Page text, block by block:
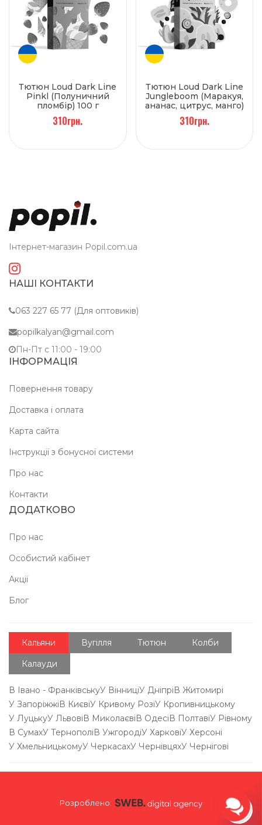
Тютюн Loud Dark Line
Pinkl (Полуничний
пломбір) 100 г
310грн.
Тютюн Loud Dark Line
Jungleboom (Маракуя,
ананас, цитрус, манго)
100 г
310грн.
Інтернет-магазин Popil.com.ua
НАШІ КОНТАКТИ
063 227 65 77 (Для оптовиків)
popilkalyan@gmail.com
Пн-Пт c 11:00 - 19:00
ІНФОРМАЦІЯ
Повернення товару
Доставка і оплата
Карта сайта
Інструкції з бонусної системи
Про нас
Контакти
ДОДАТКОВО
Про нас
Особистий кабінет
Акції
Блог
Кальяни Вугілля Тютюн
Колби
Калауди
В Івано - ФранківськуУ ВінниціУ Дніпрі В Житомирі
У Запоріжжі В КиєвіУ Кривому РозіУ Кропивницькому
У ЛуцькуУ Львові В Миколаєві В Одесі В ПолтавіУ Рівному
В СумахУ Тернополі В УжгородіУ ХарковіУ Херсоні
У ХмельницькомуУ ЧеркасахУ ЧернівцяхУ Чернігові
Розроблено: